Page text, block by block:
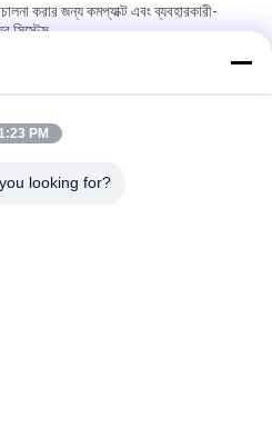
করার জন্য কমপ্যাক্ট এবং ব্যবহারকারী-
সিস্টেম
খাওয়ানো এবং নিষ্কাশনের জন্য স্বয়ংক্রিয়
পাইপলাইন প্রযুক্তির সাথে পাউডার এবং
PM
looking for?